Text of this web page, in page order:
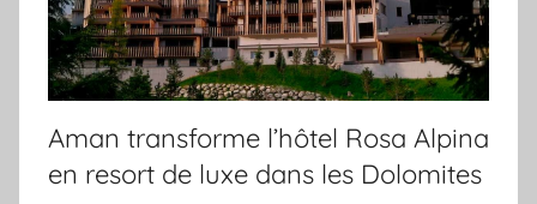
Aman transforme l’hôtel Rosa Alpina
en resort de luxe dans les Dolomites